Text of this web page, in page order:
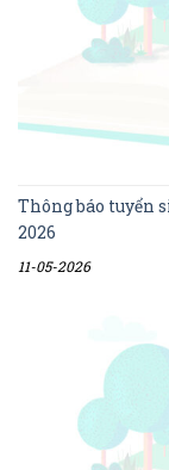
Thông báo tuyển
2026
11-05-2026